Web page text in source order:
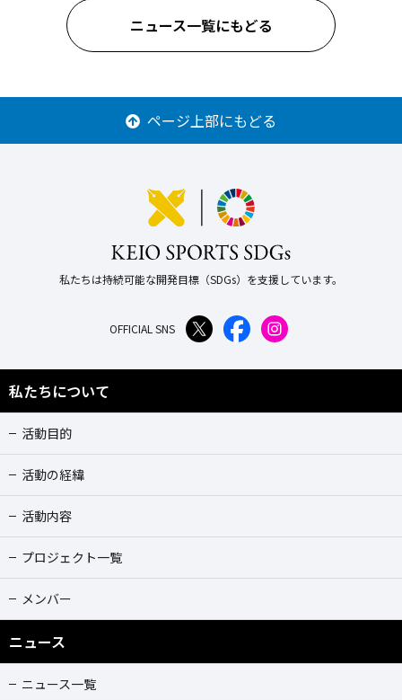
ニュース一覧にもどる
ページ上部にもどる
私たちは持続可能な開発目標（SDGs）を支援しています。
OFFICIAL SNS
私たちについて
活動目的
活動の経緯
活動内容
プロジェクト一覧
メンバー
ニュース
ニュース一覧